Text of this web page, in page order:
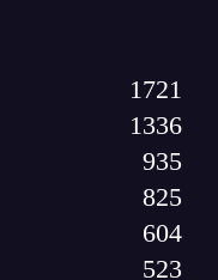
1721
1336
935
825
604
523